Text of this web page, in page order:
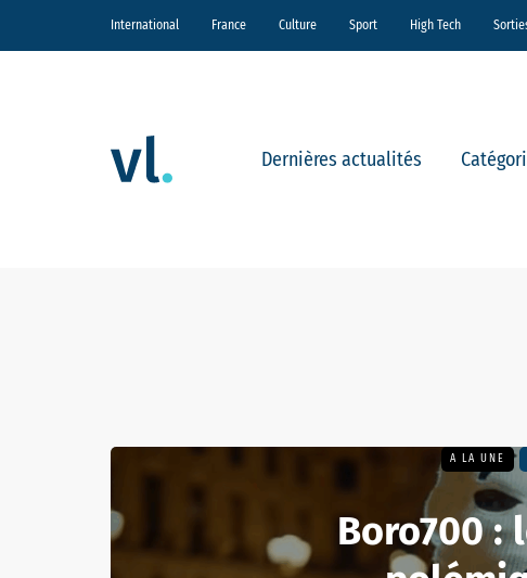
International France Culture Sport High Tech
Dernières actualités
A LA UNE
Boro700 :